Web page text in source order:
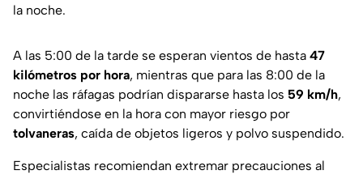
la noche.
A las 5:00 de la tarde se esperan vientos de hasta 47
kilómetros por hora, mientras que para las 8:00 de la
noche las ráfagas podrían dispararse hasta los 59 km/h,
convirtiéndose en la hora con mayor riesgo por
tolvaneras, caída de objetos ligeros y polvo suspendido.
Especialistas recomiendan extremar precauciones al